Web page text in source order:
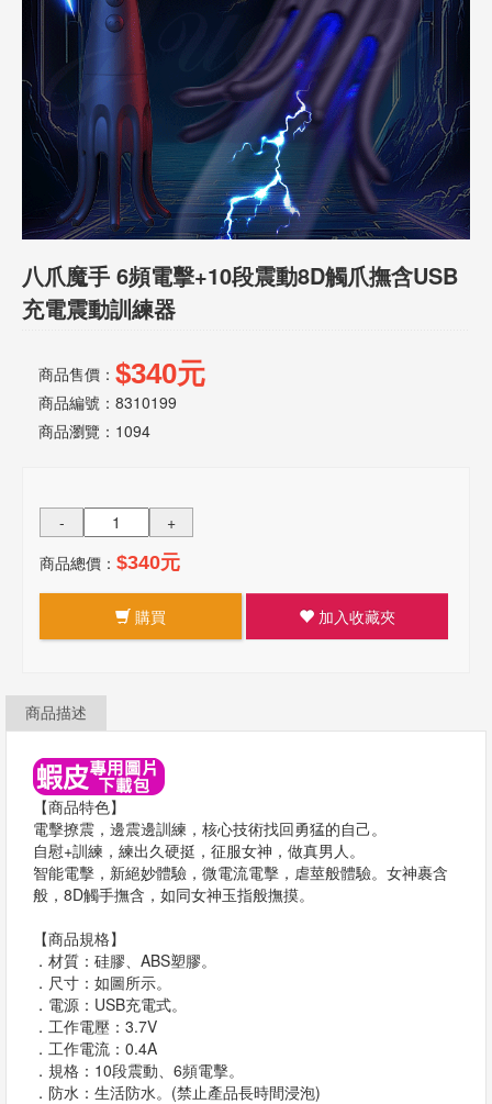
簡
批
明
八爪魔手 6頻電擊+10段震動8D觸爪撫含USB
充電震動訓練器
商品售價： $340元
商品編號：8310199
商品瀏覽： 1094
-
+
商品總價： $340元
購買 加入收藏夾
商品描述
【商品特色】
電擊撩震，邊震邊訓練，核心技術找回勇猛的自己。
自慰+訓練，練出久硬挺，征服女神，做真男人。
智能電擊，新絕妙體驗，微電流電擊，虐莖般體驗。女神裹含
般，8D觸手撫含，如同女神玉指般撫摸。
【商品規格】
．材質：硅膠、ABS塑膠。
．尺寸：如圖所示。
．電源：USB充電式。
．工作電壓：3.7V
．工作電流：0.4A
．規格：10段震動、6頻電擊。
．防水：生活防水。(禁止產品長時間浸泡)